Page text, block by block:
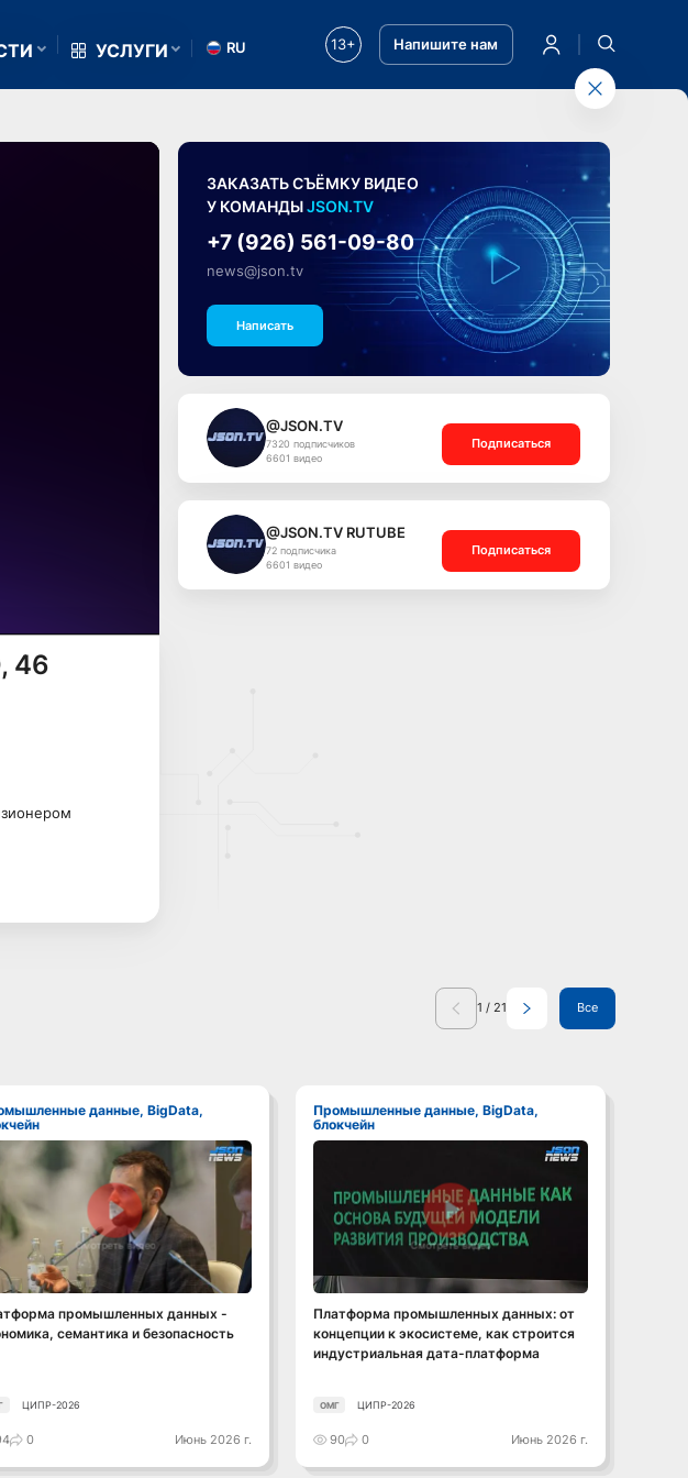
УСЛУГИ RU 13+ Напишите нам
46
ЗАКАЗАТЬ СЪЁМКУ ВИДЕО
У КОМАНДЫJSON.TV
+7 (926) 561-09-80
news@json.tv
Написать
@JSON.TV
7320 подписчиков
6601 видео
Подписаться
@JSON.TV RUTUBE
72 подписчика
6601 видео
Подписаться
1 / 21 Все
Смотреть видео
промышленных данных -
семантика и безопасность
ЦИПР-2026
0 Июнь 2026 г.
Промышленные данные, BigData,
блокчейн
Смотреть видео
Платформа промышленных данных: от
концепции к экосистеме, как строится
индустриальная дата-платформа
ОМГ ЦИПР-2026
90 0 Июнь 2026 г.